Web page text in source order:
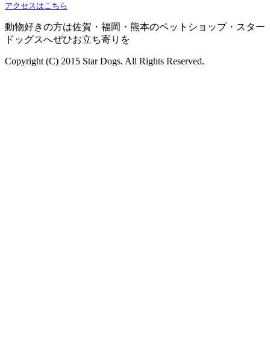
アクセスはこちら
動物好きの方は佐賀・福岡・熊本のペットショップ・スター
ドッグスへぜひお立ち寄りを
Copyright (C) 2015 Star Dogs. All Rights Reserved.